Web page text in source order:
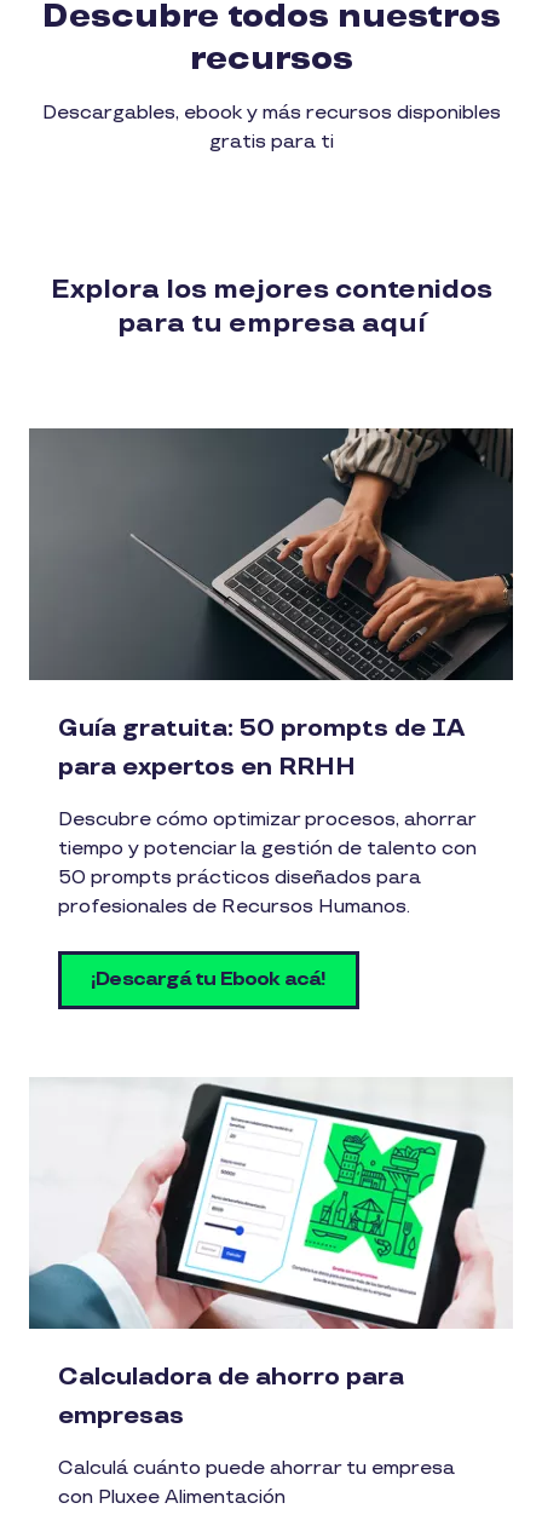
Descubre todos nuestros
recursos
Descargables, ebook y más recursos disponibles
gratis para ti
Explora los mejores contenidos
para tu empresa aquí
Guía gratuita: 50 prompts de IA
para expertos en RRHH
Descubre cómo optimizar procesos, ahorrar
tiempo y potenciar la gestión de talento con
50 prompts prácticos diseñados para
profesionales de Recursos Humanos.
¡Descargá tu Ebook acá!
Calculadora de ahorro para
empresas
Calculá cuánto puede ahorrar tu empresa
con Pluxee Alimentación